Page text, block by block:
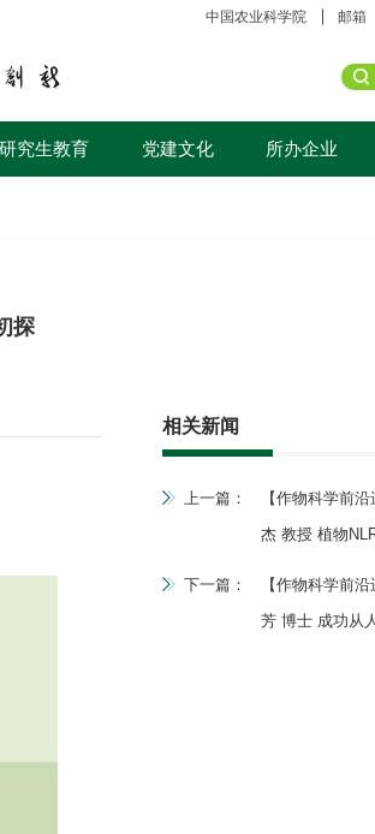
中国农业科学院 邮箱
研究生教育 党建文化 所办企业
探
相关新闻
上一篇：
【作物科学前
杰 教授 植物NLR信号传导的
下一篇：
【作物科学前
芳 博士 成功从